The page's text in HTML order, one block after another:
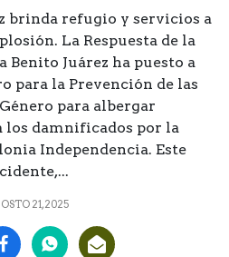
brinda refugio y servicios a
La Respuesta de la
Juárez ha puesto a
para la Prevención de las
para albergar
los damnificados por la
Independencia. Este
21, 2025